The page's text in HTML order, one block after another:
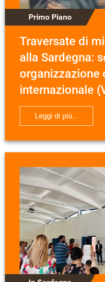
Primo Piano
Traversate di
alla Sardegna:
organizzazione
internazionale
Leggi di più...